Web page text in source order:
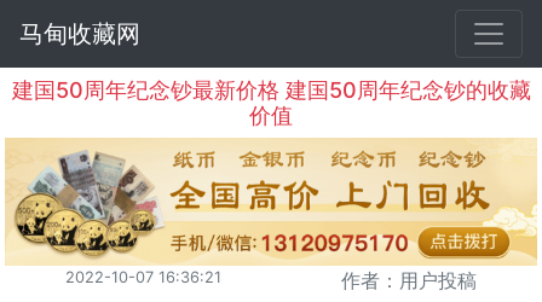
马甸收藏网
建国50周年纪念钞最新价格 建国50周年纪念钞的收藏
价值
2022-10-07 16:36:21 作者：用户投稿